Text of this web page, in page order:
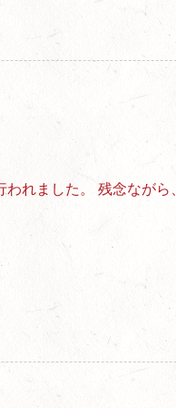
れました。 残念ながら